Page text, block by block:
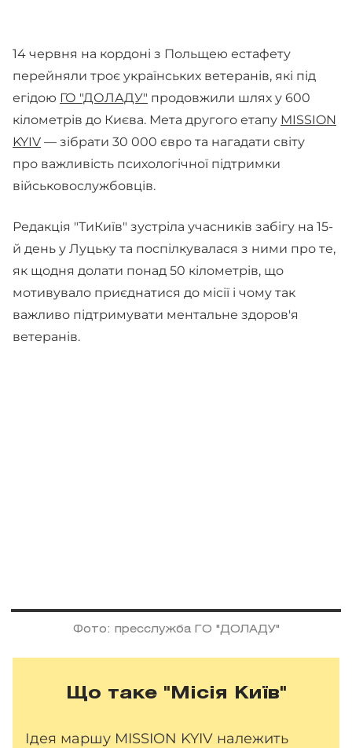
14 червня на кордоні з Польщею естафету
перейняли троє українських ветеранів, які під
егідою ГО "ДОЛАДУ" продовжили шлях у 600
кілометрів до Києва. Мета другого етапу MISSION
KYIV — зібрати 30 000 євро та нагадати світу
про важливість психологічної підтримки
військовослужбовців.
Редакція "ТиКиїв" зустріла учасників забігу на 15-
й день у Луцьку та поспілкувалася з ними про те,
як щодня долати понад 50 кілометрів, що
мотивувало приєднатися до місії і чому так
важливо підтримувати ментальне здоров'я
ветеранів.
Фото: пресслужба ГО "ДОЛАДУ"
Що таке " Місія Київ"
Ідея маршу MISSION KYIV належить